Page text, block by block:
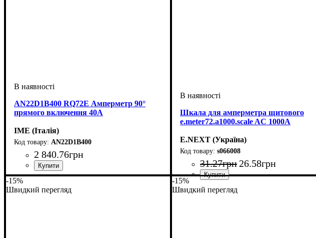
AN22D1B400 RQ72E Амперметр 90°
прямого включення 40A
IME (Італія)
AN22D1B400
2 840.76грн
Шкала для амперметра щитового
e.meter72.a1000.scale AC 1000A
E.NEXT (Україна)
s066008
31.27грн 26.58грн
-15%
Швидкий перегляд
-15%
Швидкий перегляд